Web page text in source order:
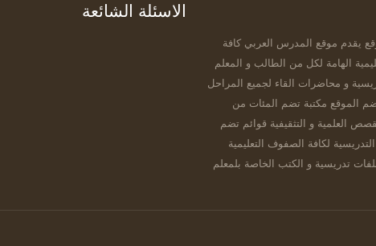
يقدم موقع المدرس العربي كافة
الهامة لكل من الطالب و المعلم
و محاضرات القاء لجميع المراحل
الموقع مكتبة تضم المئات من
العلمية و التثقيفية قوائم تضم
لكافة الصفوف التعليمية
تدريسية و الكتب الخاصة بلمعلم
الاسئلة الشائعة